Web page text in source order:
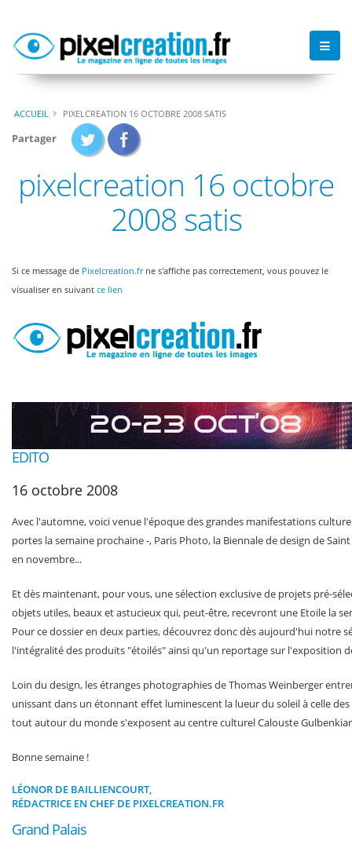
ACCUEIL PIXELCREATION 16 OCTOBRE 2008 SATIS
Partager
pixelcreation 16 octobre
2008 satis
Si ce message de Pixelcreation.frne s'affiche pas correctement, vous pouvez le
visualiser en suivant ce lien
EDITO
16 octobre 2008
Avec l'automne, voici venue l'époque des grandes manifestations
portes la semaine prochaine -, Paris Photo, la Biennale de design de
en novembre...
Et dès maintenant, pour vous, une sélection exclusive de projets pré-
objets utiles, beaux et astucieux qui, peut-être, recevront une Etoile la
Pour ce dossier en deux parties, découvrez donc dès aujourd'hui notre
l'intégralité des produits "étoilés" ainsi qu'un reportage sur l'exposition
Loin du design, les étranges photographies de Thomas Weinberger
unissant dans un étonnant effet luminescent la lueur du soleil à celle des
tout autour du monde s'exposent au centre culturel Calouste
Bonne semaine !
LÉONOR DE BAILLIENCOURT,
RÉDACTRICE EN CHEF DE PIXELCREATION.FR
Grand Palais